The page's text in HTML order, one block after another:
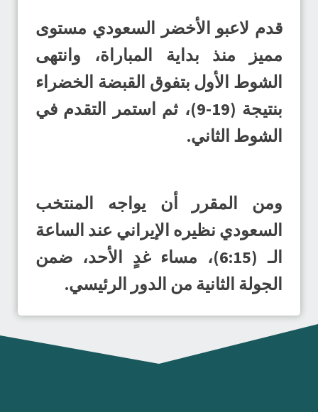
قدم لاعبو الأخضر السعودي مستوى
مميز منذ بداية المباراة، وانتهى
الشوط الأول بتفوق القبضة الخضراء
بنتيجة (19-9)، ثم استمر التقدم في
الشوط الثاني.
ومن المقرر أن يواجه المنتخب
السعودي نظيره الإيراني عند الساعة
الـ (6:15)، مساء غدٍ الأحد، ضمن
الجولة الثانية من الدور الرئيسي.